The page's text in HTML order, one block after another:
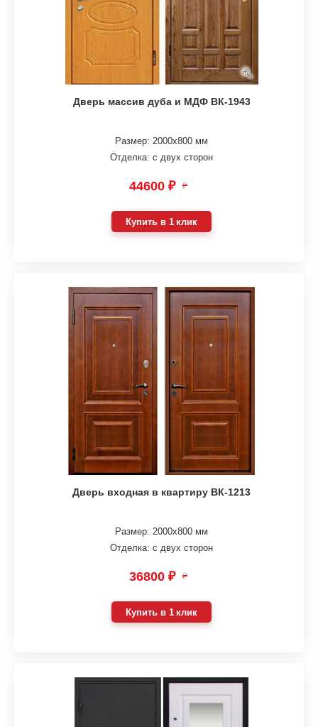
Дверь массив дуба и МДФ ВК-1943
Размер: 2000х800 мм
Отделка: с двух сторон
44600 ₽ ₽
Купить в 1 клик
Дверь входная в квартиру ВК-1213
Размер: 2000х800 мм
Отделка: с двух сторон
36800 ₽ ₽
Купить в 1 клик